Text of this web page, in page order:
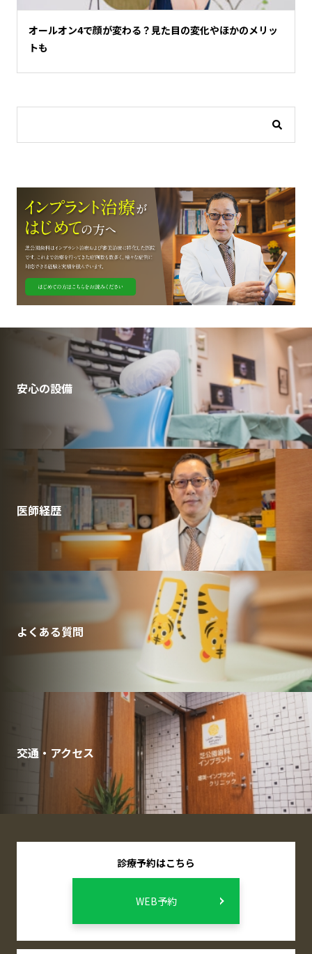
オールオン4で顔が変わる？見た目の変化やほかのメリッ
トも
安心の設備
医師経歴
よくある質問
交通・アクセス
診療予約はこちら
WEB予約